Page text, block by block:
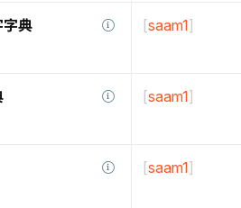
字典 [saam1]
[saam1]
[saam1]